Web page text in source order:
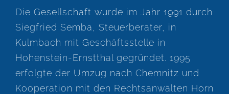
Die Gesellschaft wurde im Jahr 1991 durch
Siegfried Semba, Steuerberater, in
Kulmbach mit Geschäftsstelle in
Hohenstein-Ernstthal gegründet. 1995
erfolgte der Umzug nach Chemnitz und
Kooperation mit den Rechtsanwälten Horn